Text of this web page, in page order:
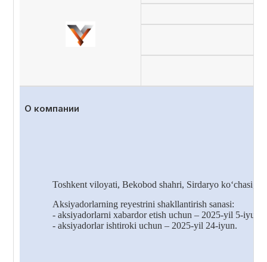
О компании
Toshkent viloyati, Bekobod shahri, Sirdaryo ko‘chasi,
Aksiyadorlarning reyestrini shakllantirish sanasi:
- aksiyadorlarni xabardoretishuchun – 2025-yil 5-iyun;
- aksiyadorlarishtirokiuchun – 2025-yil 24-iyun.